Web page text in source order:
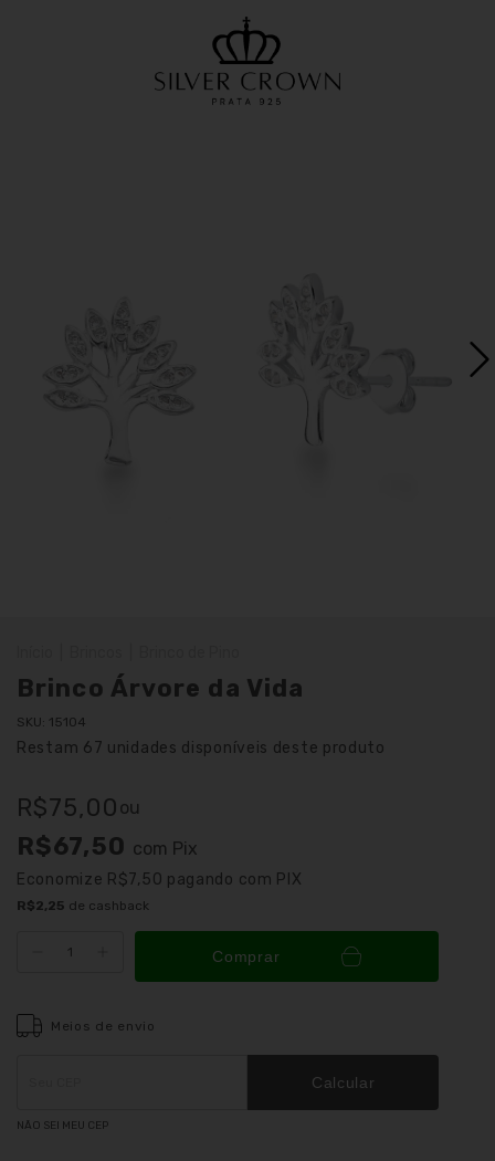
Brinco Árvore da Vida
SKU: 15104
Restam 67 unidades disponíveis deste produto
R$75,00 ou
R$67,50 com Pix
Economize R$7,50 pagando com PIX
R$2,25 de cashback
Comprar
Meios de envio
ALTERAR CEP
Calcular
NÃO SEI MEU CEP